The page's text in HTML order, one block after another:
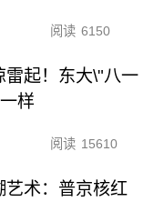
阅读 6150
雷起！东大\"八一
样
阅读 15610
艺术：普京核红